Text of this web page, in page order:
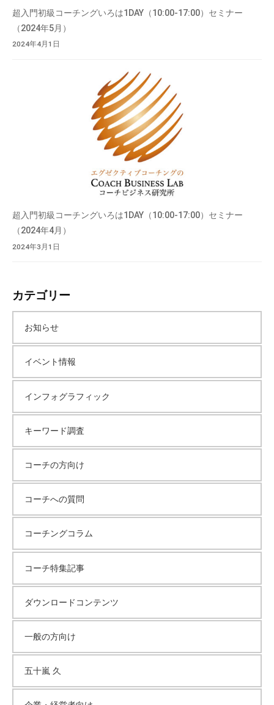
超入門初級コーチングいろは1DAY（10:00-17:00）セミナー
（2024年5月）
2024年4月1日
超入門初級コーチングいろは1DAY（10:00-17:00）セミナー
（2024年4月）
2024年3月1日
カテゴリー
お知らせ
イベント情報
インフォグラフィック
キーワード調査
コーチの方向け
コーチへの質問
コーチングコラム
コーチ特集記事
ダウンロードコンテンツ
一般の方向け
五十嵐 久